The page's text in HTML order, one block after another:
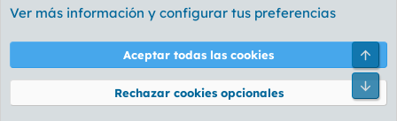
Cookies
PL OLDSTYLE AMARILLO
Términos y reglas Política de privacidad Ayuda
Community platform by XenForo® © 2010-2026 XenForo Ltd.
Ver más información y configurar tus preferencias
Aceptar todas las cookies
Rechazar cookies opcionales
Pie